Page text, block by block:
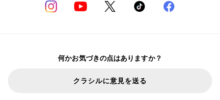
何かお気づきの点はありますか？
クラシルに意見を送る